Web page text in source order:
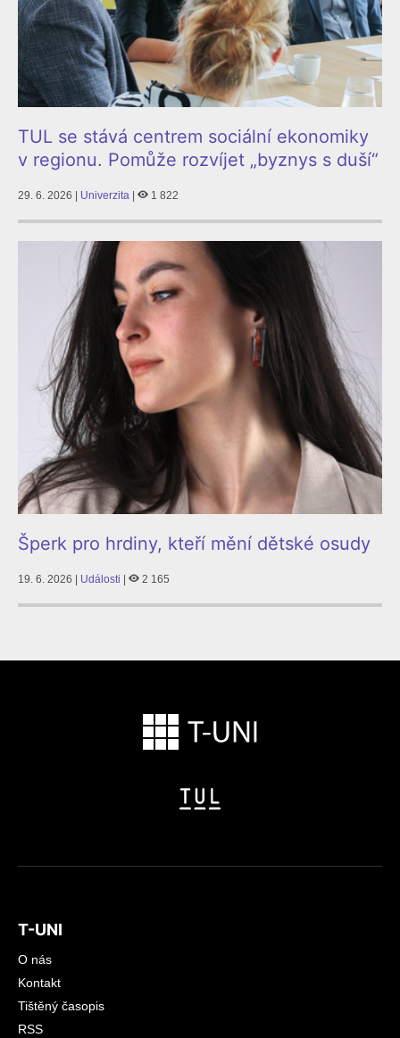
TUL se stává centrem sociální ekonomiky
v regionu. Pomůže rozvíjet „byznys s duší“
29. 6. 2026 | Univerzita 1 822
Šperk pro hrdiny, kteří mění dětské osudy
19. 6. 2026 | Události 2 165
T-UNI
O nás
Kontakt
Tištěný časopis
RSS